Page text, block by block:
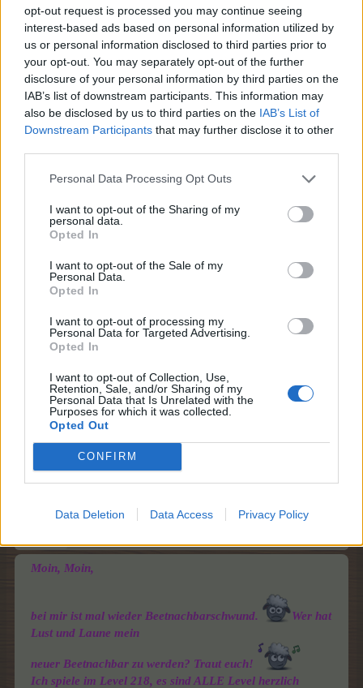
opt-out request is processed you may continue seeing
interest-based ads based on personal information utilized by
us or personal information disclosed to third parties prior to
your opt-out. You may separately opt-out of the further
disclosure of your personal information by third parties on the
IAB’s list of downstream participants. This information may
also be disclosed by us to third parties on the IAB’s List of
Downstream Participants that may further disclose it to other
Personal Data Processing Opt Outs
I want to opt-out of the Sharing of my
personal data.
Opted In
I want to opt-out of the Sale of my
Personal Data.
Opted In
I want to opt-out of processing my
Personal Data for Targeted Advertising.
Opted In
I want to opt-out of Collection, Use,
Retention, Sale, and/or Sharing of my
Personal Data that Is Unrelated with the
Purposes for which it was collected.
Opted Out
CONFIRM
Data Deletion Data Access Privacy Policy
3 Juni 2026
caitreen
Foren-Grünschnabel
Hallo zusammen,
User: caitreen
3 Juni 2026
-bauermicha1111
Nachwuchs-Autor
Rügen oder Usedom ist sie Frage. Wo nehme ich einen
Nachbarn her.
für.????????????
Also ich freue mich, Mädels
3 Juni 2026
hakuna75gefällt dies.
glitzertante
Laufenlerner
Moin, Moin,
bei mir ist mal wieder Beetnachbarschwund.
Wer hat
Lust und Laune mein
neuer Beetnachbar zu werden? Traut euch!
Ich spiele im Level 218, es sind ALLE Level herzlich